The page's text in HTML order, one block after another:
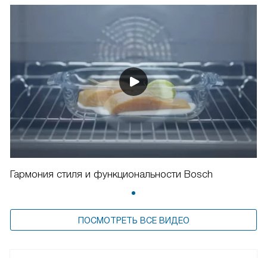
Гармония стиля и функциональности Bosch
ПОСМОТРЕТЬ ВСЕ ВИДЕО